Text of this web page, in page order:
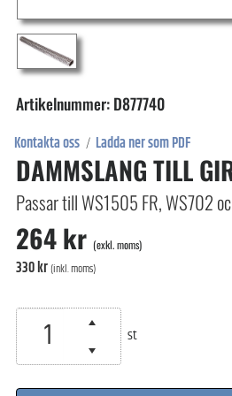
Artikelnummer: D877740
Kontakta oss / Ladda ner som PDF
DAMMSLANG TILL
Passar till WS1505 FR, WS702
264 kr (exkl. moms)
330 kr(inkl. moms)
st